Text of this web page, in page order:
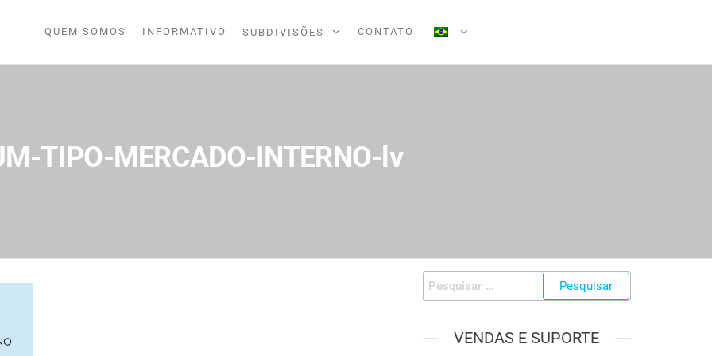
QUEM SOMOS INFORMATIVO SUBDIVISÕES CONTATO
TIPO-MERCADO-INTERNO-lv
VENDAS E SUPORTE